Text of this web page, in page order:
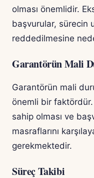
olması önemlidir.
başvurular, sürecin
reddedilmesine
Garantörün Mali
Garantörün mali
önemli bir
sahip olması ve
masraflarını
gerekmektedir.
Süreç Takibi